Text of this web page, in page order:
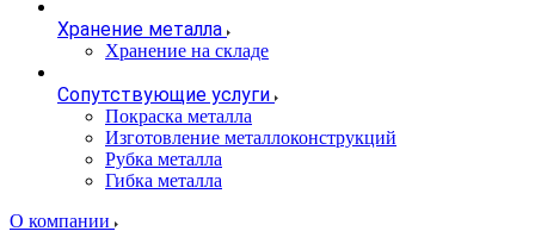
Хранение металла
Хранение на складе
Сопутствующие услуги
Покраска металла
Изготовление металлоконструкций
Рубка металла
Гибка металла
О компании